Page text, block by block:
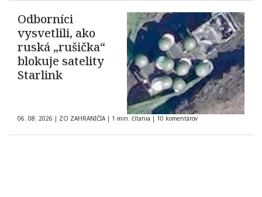
Odborníci
vysvetlili, ako
ruská „rušička“
blokuje satelity
Starlink
06. 08. 2026 | ZO ZAHRANIČIA | 1 min. čítania | 10 komentárov